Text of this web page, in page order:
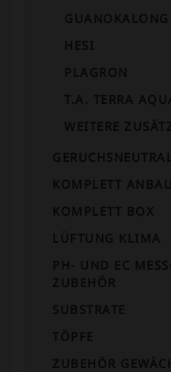
GUANOKALONG
HESI
PLAGRON
T.A. TERRA
WEITERE
KOMPLETT
KOMPLETT BOX
LÜFTUNG KLIMA
PH- UND EC
ZUBEHÖR
SUBSTRATE
TÖPFE
ZUBEHÖR